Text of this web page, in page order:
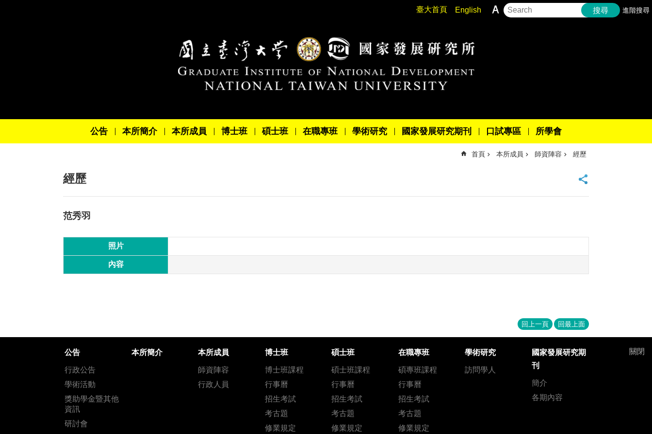
臺大首頁 English 搜尋 進階搜尋
公告 本所簡介 本所成員 博士班 碩士班 在職專班 學術研究 國家發展研究期刊 口試專區 所學會
首頁 本所成員 師資陣容 經歷
經歷
范秀羽
照片
內容
回上一頁 回最上面
關閉
公告
行政公告
學術活動
獎助學金暨其他
資訊
研討會
本所簡介 本所成員
師資陣容
行政人員
博士班
博士班課程
行事曆
招生考試
考古題
修業規定
碩士班
碩士班課程
行事曆
招生考試
考古題
修業規定
在職專班
碩專班課程
行事曆
招生考試
考古題
修業規定
學術研究
訪問學人
國家發展研究期
刊
簡介
各期內容